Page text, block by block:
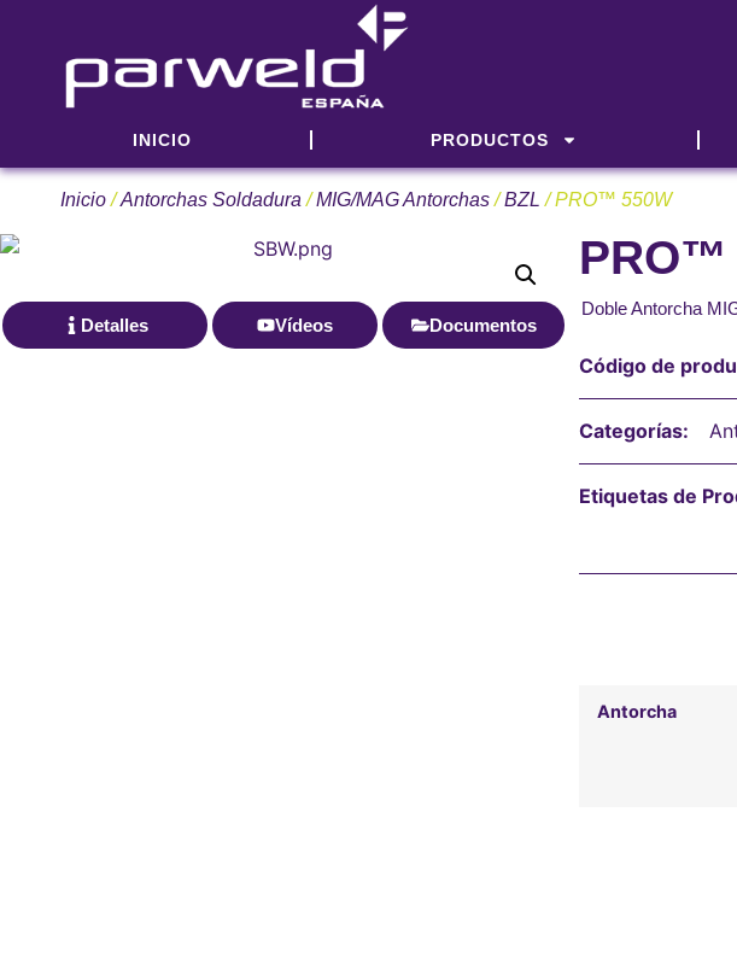
INICIO PRODUCTOS
Inicio/Antorchas Soldadura /MIG/MAG Antorchas/BZL / PRO™ 550W
Detalles Vídeos Documentos
PRO™
Doble Antorcha
Código de
Categorías:
Etiquetas de
Antorcha